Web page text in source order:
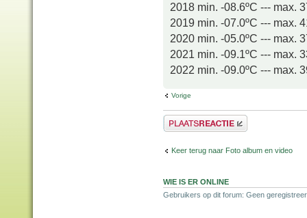
2018 min. -08.6ºC --- max.
2019 min. -07.0ºC --- max.
2020 min. -05.0ºC --- max.
2021 min. -09.1ºC --- max.
2022 min. -09.0ºC --- max.
Vorige
Plaats een reactie
Keer terug naar Foto album en video
WIE IS ER ONLINE
Gebruikers op dit forum: Geen